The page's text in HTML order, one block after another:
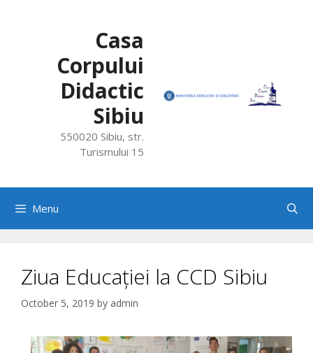
Casa
Corpului
Didactic
Sibiu
550020 Sibiu, str.
Turismului 15
Menu
Ziua Educației la CCD Sibiu
October 5, 2019 by admin